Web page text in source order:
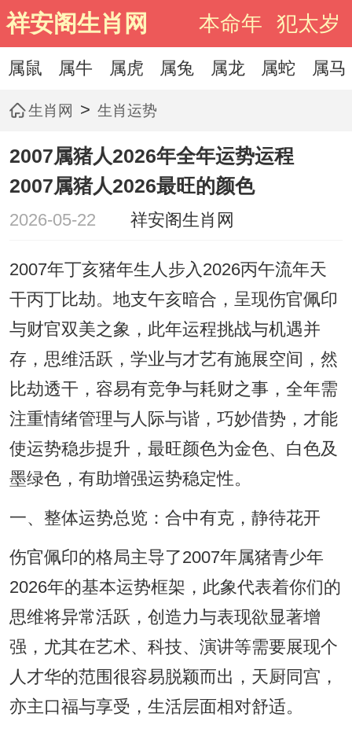
祥安阁生肖网 本命年 犯太岁
属鼠 属牛 属虎 属兔 属龙 属蛇 属马
生肖网 > 生肖运势
2007属猪人2026年全年运势运程
2007属猪人2026最旺的颜色
2026-05-22 祥安阁生肖网
2007年丁亥猪年生人步入2026丙午流年天
干丙丁比劫。地支午亥暗合，呈现伤官佩印
与财官双美之象，此年运程挑战与机遇并
存，思维活跃，学业与才艺有施展空间，然
比劫透干，容易有竞争与耗财之事，全年需
注重情绪管理与人际与谐，巧妙借势，才能
使运势稳步提升，最旺颜色为金色、白色及
墨绿色，有助增强运势稳定性。
一、整体运势总览：合中有克，静待花开
伤官佩印的格局主导了2007年属猪青少年
2026年的基本运势框架，此象代表着你们的
思维将异常活跃，创造力与表现欲显著增
强，尤其在艺术、科技、演讲等需要展现个
人才华的范围很容易脱颖而出，天厨同宫，
亦主口福与享受，生活层面相对舒适。